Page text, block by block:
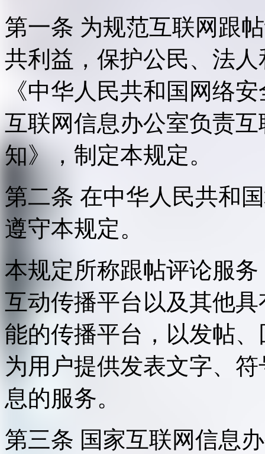
第一条 为规范互联网跟
共利益，保护公民、法
《中华人民共和国网络
互联网信息办公室负责
知》，制定本规定。
第二条 在中华人民共和
遵守本规定。
本规定所称跟帖评论服
互动传播平台以及其他
能的传播平台，以发帖
为用户提供发表文字、
息的服务。
第三条 国家互联网信息